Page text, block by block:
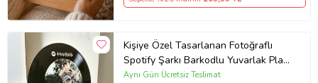
Kişiye Özel Tasarlanan Fotoğraflı
Spotify Şarkı Barkodlu Yuvarlak Plak
Tasarım Fotoğraf Çerçevesi (Siyah)
Aynı Gün Ücretsiz Teslimat